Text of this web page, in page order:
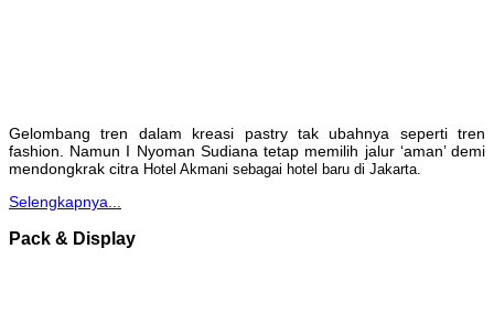
Gelombang tren dalam kreasi pastry tak ubahnya seperti tren
fashion. Namun I Nyoman Sudiana tetap memilih jalur ‘aman’ demi
mendongkrak citra Hotel Akmani sebagai hotel baru di Jakarta.
Selengkapnya...
Pack & Display